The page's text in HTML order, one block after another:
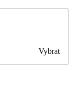
Vybrat